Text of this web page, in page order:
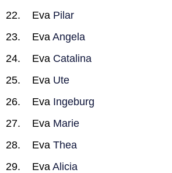
Eva Pilar
Eva Angela
Eva Catalina
Eva Ute
Eva Ingeburg
Eva Marie
Eva Thea
Eva Alicia